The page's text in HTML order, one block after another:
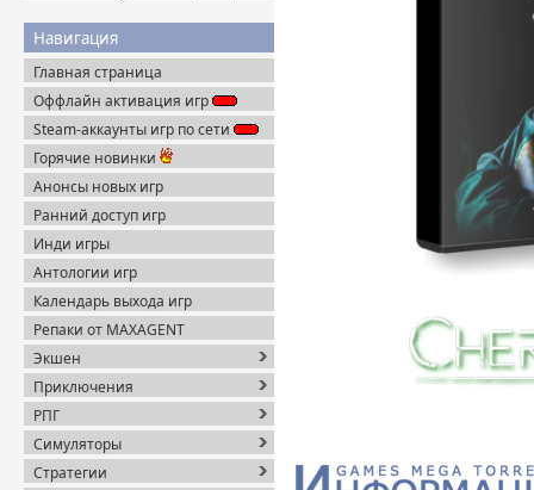
Навигация
Главная страница
Оффлайн активация игр
Steam-аккаунты игр по сети
Горячие новинки
Анонсы новых игр
Ранний доступ игр
Инди игры
Антологии игр
Календарь выхода игр
Репаки от MAXAGENT
Экшен
Приключения
РПГ
Симуляторы
Стратегии